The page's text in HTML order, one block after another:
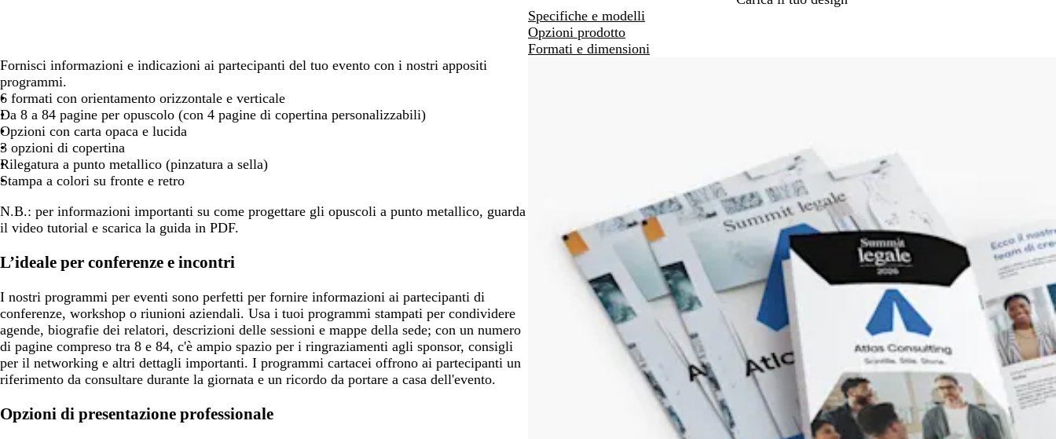
Specifiche e modelli
Opzioni prodotto
Formati e dimensioni
Fornisci informazioni e indicazioni ai partecipanti del tuo evento con i nostri appositi
programmi.
6 formati con orientamento orizzontale e verticale
Da 8 a 84 pagine per opuscolo (con 4 pagine di copertina personalizzabili)
Opzioni con carta opaca e lucida
3 opzioni di copertina
Rilegatura a punto metallico (pinzatura a sella)
Stampa a colori su fronte e retro
N.B.: per informazioni importanti su come progettare gli opuscoli a punto metallico, guarda
il video tutorial e scarica la guida in PDF.
L’ideale per conferenze e incontri
I nostri programmi per eventi sono perfetti per fornire informazioni ai partecipanti di
conferenze, workshop o riunioni aziendali. Usa i tuoi programmi stampati per condividere
agende, biografie dei relatori, descrizioni delle sessioni e mappe della sede; con un numero
di pagine compreso tra 8 e 84, c'è ampio spazio per i ringraziamenti agli sponsor, consigli
per il networking e altri dettagli importanti. I programmi cartacei offrono ai partecipanti un
riferimento da consultare durante la giornata e un ricordo da portare a casa dell'evento.
Opzioni di presentazione professionale